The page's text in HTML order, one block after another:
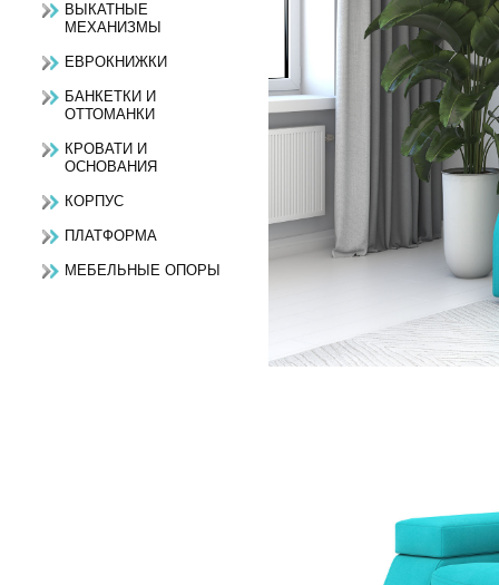
ВЫКАТНЫЕ
МЕХАНИЗМЫ
ЕВРОКНИЖКИ
БАНКЕТКИ И
ОТТОМАНКИ
КРОВАТИ И
ОСНОВАНИЯ
КОРПУС
ПЛАТФОРМА
МЕБЕЛЬНЫЕ ОПОРЫ